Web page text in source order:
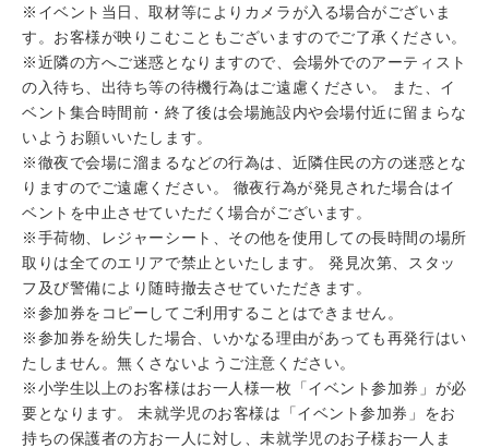
※イベント当日、取材等によりカメラが入る場合がございま
す。お客様が映りこむこともございますのでご了承ください。
※近隣の方へご迷惑となりますので、会場外でのアーティスト
の入待ち、出待ち等の待機行為はご遠慮ください。 また、イ
ベント集合時間前・終了後は会場施設内や会場付近に留まらな
いようお願いいたします。
※徹夜で会場に溜まるなどの行為は、近隣住民の方の迷惑とな
りますのでご遠慮ください。 徹夜行為が発見された場合はイ
ベントを中止させていただく場合がございます。
※手荷物、レジャーシート、その他を使用しての長時間の場所
取りは全てのエリアで禁止といたします。 発見次第、スタッ
フ及び警備により随時撤去させていただきます。
※参加券をコピーしてご利用することはできません。
※参加券を紛失した場合、いかなる理由があっても再発行はい
たしません。無くさないようご注意ください。
※小学生以上のお客様はお一人様一枚「イベント参加券」が必
要となります。 未就学児のお客様は「イベント参加券」をお
持ちの保護者の方お一人に対し、未就学児のお子様お一人ま